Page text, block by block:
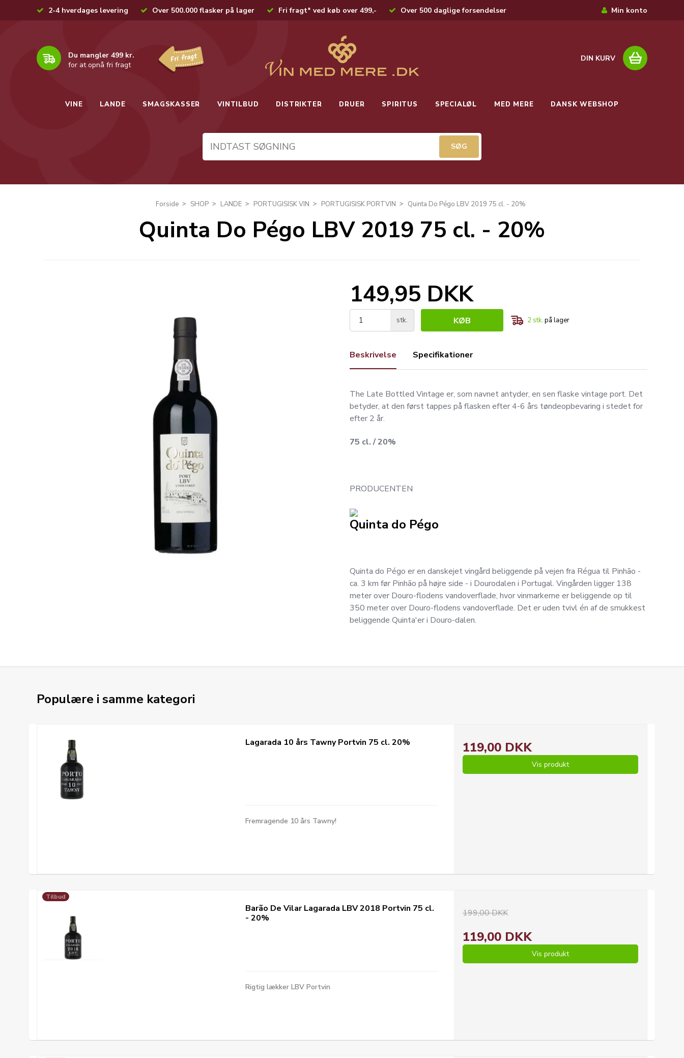
2-4 hverdages levering Over 500.000 flasker på lager Fri fragt* ved køb over 499,- Over 500 daglige forsendelser Min konto
Du mangler 499 kr.
for at opnå fri fragt
DIN KURV
VINE LANDE SMAGSKASSER VINTILBUD DISTRIKTER DRUER SPIRITUS SPECIALØL MED MERE DANSK WEBSHOP
Forside SHOP LANDE PORTUGISISK VIN PORTUGISISK PORTVIN Quinta Do Pégo LBV 2019 75 cl. - 20%
Quinta Do Pégo LBV 2019 75 cl. - 20%
149,95 DKK
stk. KØB 2 stk. på lager
Beskrivelse Specifikationer
The Late Bottled Vintage er, som navnet antyder, en sen flaske vintage port. Det
betyder, at den først tappes på flasken efter 4-6 års tøndeopbevaring i stedet for
efter 2 år.
75 cl. / 20%
PRODUCENTEN
Quinta do Pégo
Quinta do Pégo er en danskejet vingård beliggende på vejen fra Régua til Pinhão -
ca. 3 km før Pinhão på højre side - i Dourodalen i Portugal. Vingården ligger 138
meter over Douro-flodens vandoverflade, hvor vinmarkerne er beliggende op til
350 meter over Douro-flodens vandoverflade. Det er uden tvivl én af de smukkest
beliggende Quinta'er i Douro-dalen.
Populære i samme kategori
Lagarada 10 års Tawny Portvin 75 cl. 20%
Fremragende 10 års Tawny!
119,00 DKK
Vis produkt
Tilbud
Barão De Vilar Lagarada LBV 2018 Portvin 75 cl.
- 20%
Rigtig lækker LBV Portvin
199,00 DKK
119,00 DKK
Vis produkt